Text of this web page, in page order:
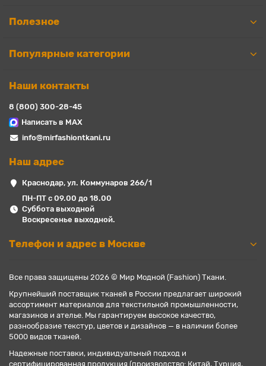
Полезное
Популярные категории
Наши контакты
8 (800) 300-28-45
Написать в MAX
info@mirfashiontkani.ru
Наш адрес
Краснодар, ул. Коммунаров 266/1
ПН-ПТ с 09.00 до 18.00
Суббота выходной
Воскресенье выходной.
Телефон и адрес в Москве
Все права защищены 2026 © Мир Модной (Fashion) Ткани.
Крупнейший поставщик тканей в России предлагает широкий
ассортимент материалов для текстильной промышленности,
магазинов и ателье. Мы гарантируем высокое качество,
разнообразие текстур, цветов и дизайнов — в наличии более
5000 видов тканей.
Надежные поставки, индивидуальный подход и
сертифицированная продукция (производство: Китай, Турция,